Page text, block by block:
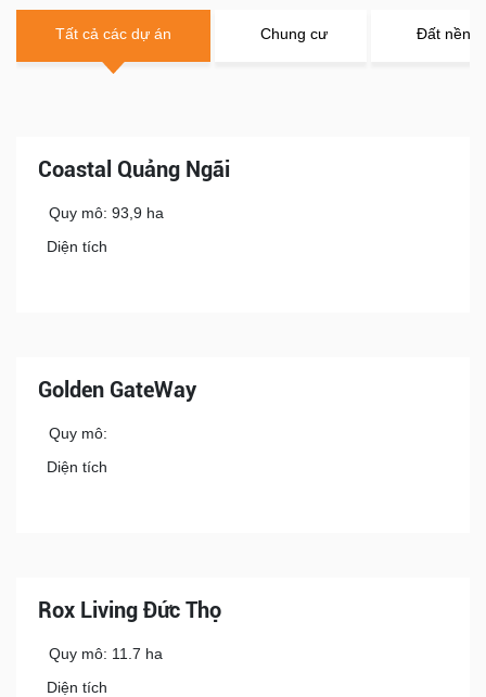
Tất cả các dự án Chung cư Đất nền
Coastal Quảng Ngãi
Quy mô: 93,9 ha
Diện tích
Golden GateWay
Quy mô:
Diện tích
Rox Living Đức Thọ
Quy mô: 11.7 ha
Diện tích